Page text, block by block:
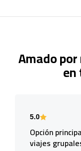
Amado
5.0
Opción
viajes